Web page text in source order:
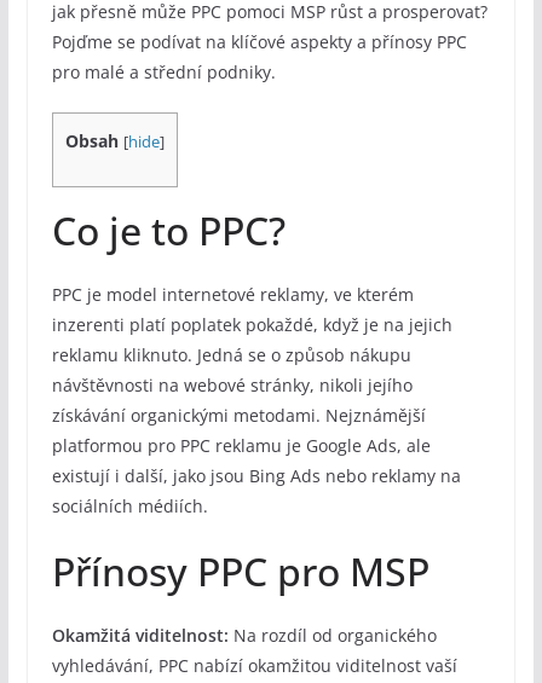
jak přesně může PPC pomoci MSP růst a prosperovat?
Pojďme se podívat na klíčové aspekty a přínosy PPC
pro malé a střední podniky.
Obsah [hide]
Co je to PPC?
PPC je model internetové reklamy, ve kterém
inzerenti platí poplatek pokaždé, když je na jejich
reklamu kliknuto. Jedná se o způsob nákupu
návštěvnosti na webové stránky, nikoli jejího
získávání organickými metodami. Nejznámější
platformou pro PPC reklamu je Google Ads, ale
existují i další, jako jsou Bing Ads nebo reklamy na
sociálních médiích.
Přínosy PPC pro MSP
Okamžitá viditelnost: Na rozdíl od organického
vyhledávání, PPC nabízí okamžitou viditelnost vaší